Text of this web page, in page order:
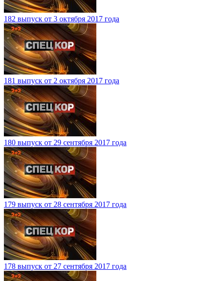
182 выпуск от 3 октября 2017 года
181 выпуск от 2 октября 2017 года
180 выпуск от 29 сентября 2017 года
179 выпуск от 28 сентября 2017 года
178 выпуск от 27 сентября 2017 года